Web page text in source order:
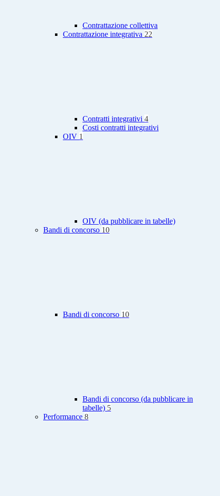
Contrattazione collettiva
Contrattazione integrativa 22
Contratti integrativi 4
Costi contratti integrativi
OIV 1
OIV (da pubblicare in tabelle)
Bandi di concorso 10
Bandi di concorso 10
Bandi di concorso (da pubblicare in
tabelle) 5
Performance 8